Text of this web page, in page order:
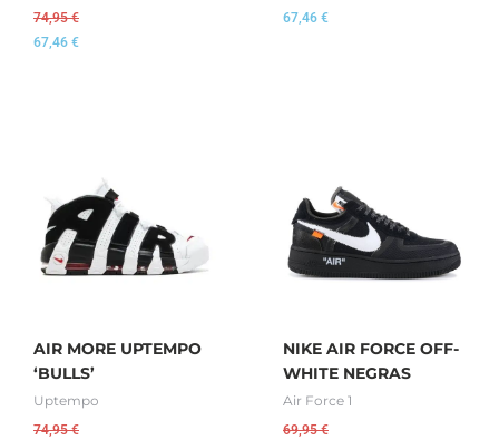
74,95€
67,46 €
67,46 €
AIR MORE UPTEMPO
‘BULLS’
Uptempo
74,95€
NIKE AIR FORCE OFF-
WHITE NEGRAS
Air Force 1
69,95€